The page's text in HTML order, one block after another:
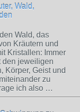
Wald,
Wald, das
Kräutern und
Kristallen: Immer
den jeweiligen
Körper, Geist und
zu
ich also …